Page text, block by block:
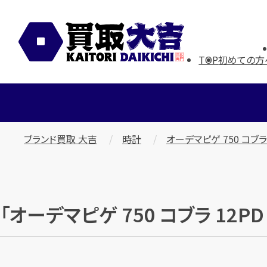
TOP初めての
ブランド買取 大吉 時計 オーデマピゲ 750 コブ
「オーデマピゲ 750 コブラ